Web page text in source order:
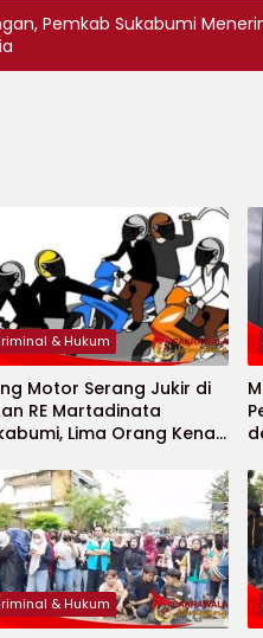
Pemkab Sukabumi
& Hukum
Motor Serang Jukir di
RE Martadinata
Lima Orang Kena
& Hukum